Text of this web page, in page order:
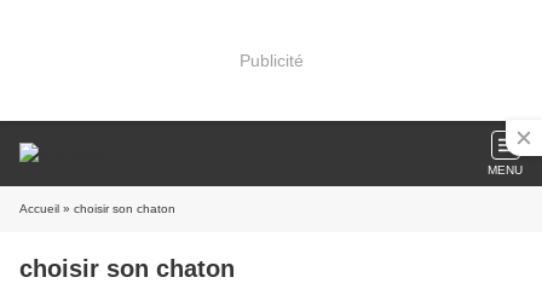
Publicité
MENU
Accueil » choisir son chaton
choisir son chaton